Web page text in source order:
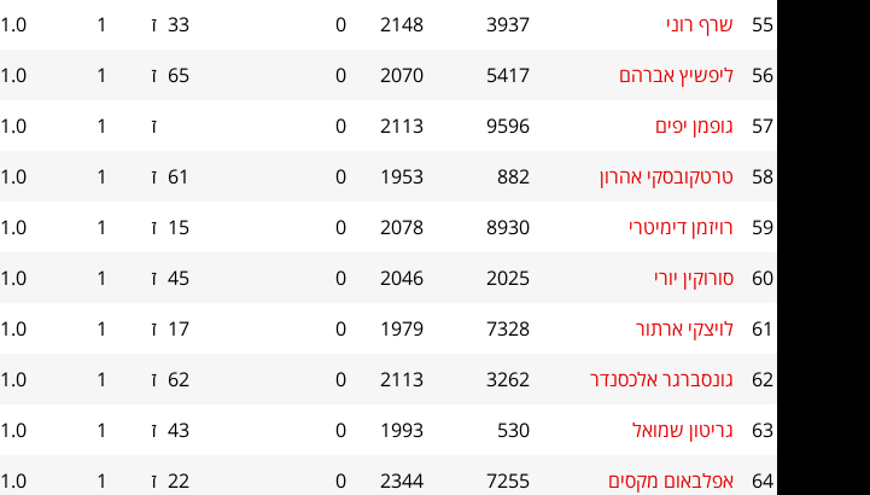
55
שרף רוני 3937
2148
0
33 ז 1
1.0
56
ליפשיץ אברהם 5417
2070
0
65 ז 1
1.0
57
גופמן יפים 9596
2113
0 ז 1
1.0
58
טרטקובסקי אהרון 882
1953
0
61 ז 1
1.0
59
רויזמן דימיטרי 8930
2078
0
15 ז 1
1.0
60
סורוקין יורי 2025
2046
0
45 ז 1
1.0
61
לויצקי ארתור 7328
1979
0
17 ז 1
1.0
62
גונסברגר אלכסנדר 3262
2113
0
62 ז 1
1.0
63
גריטון שמואל 530
1993
0
43 ז 1
1.0
64
אפלבאום מקסים 7255
2344
0
22 ז 1
1.0